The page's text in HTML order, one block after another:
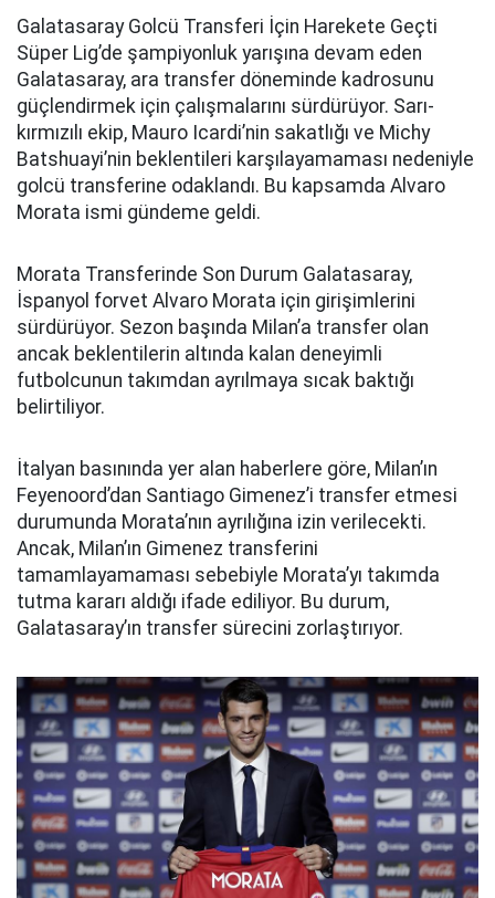
Galatasaray Golcü Transferi İçin Harekete Geçti
Süper Lig’de şampiyonluk yarışına devam eden
Galatasaray, ara transfer döneminde kadrosunu
güçlendirmek için çalışmalarını sürdürüyor. Sarı-
kırmızılı ekip, Mauro Icardi’nin sakatlığı ve Michy
Batshuayi’nin beklentileri karşılayamaması nedeniyle
golcü transferine odaklandı. Bu kapsamda Alvaro
Morata ismi gündeme geldi.
Morata Transferinde Son Durum Galatasaray,
İspanyol forvet Alvaro Morata için girişimlerini
sürdürüyor. Sezon başında Milan’a transfer olan
ancak beklentilerin altında kalan deneyimli
futbolcunun takımdan ayrılmaya sıcak baktığı
belirtiliyor.
İtalyan basınında yer alan haberlere göre, Milan’ın
Feyenoord’dan Santiago Gimenez’i transfer etmesi
durumunda Morata’nın ayrılığına izin verilecekti.
Ancak, Milan’ın Gimenez transferini
tamamlayamaması sebebiyle Morata’yı takımda
tutma kararı aldığı ifade ediliyor. Bu durum,
Galatasaray’ın transfer sürecini zorlaştırıyor.